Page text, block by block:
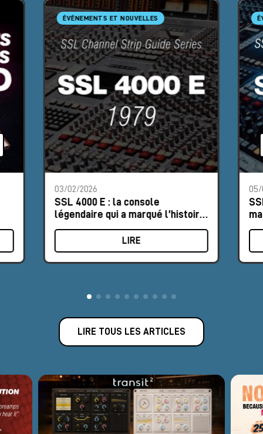
ÉVÉNEMENTS ET NOUVELLES
03/02/2026
SSL 4000 E : la console
légendaire qui a marqué l’histoire
de la musique
LIRE
05/
LIRE TOUS LES ARTICLES